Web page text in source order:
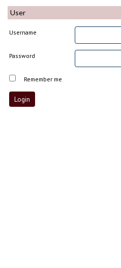
User
Username
Password
Remember me